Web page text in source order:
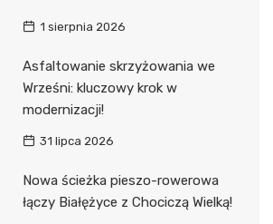
1 sierpnia 2026
Asfaltowanie skrzyżowania we
Wrześni: kluczowy krok w
modernizacji!
31 lipca 2026
Nowa ścieżka pieszo-rowerowa
łączy Białężyce z Chociczą Wielką!